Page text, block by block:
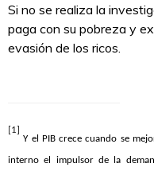
Si no se realiza la
paga con su pobreza y
evasión de los ricos.
[1]
Y el PIB crece cuando se
interno el impulsor de la